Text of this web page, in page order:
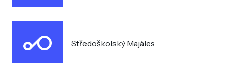
Středoškolský Majáles